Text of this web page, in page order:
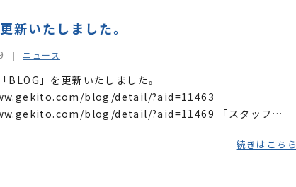
新いたしました。
ニュース
BLOG」を更新いたしました。
blog/detail/?aid=11463
blog/detail/?aid=11469 「スタッフ
続きはこちら